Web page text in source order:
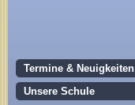
Termine & Neuigkeiten
Unsere Schule